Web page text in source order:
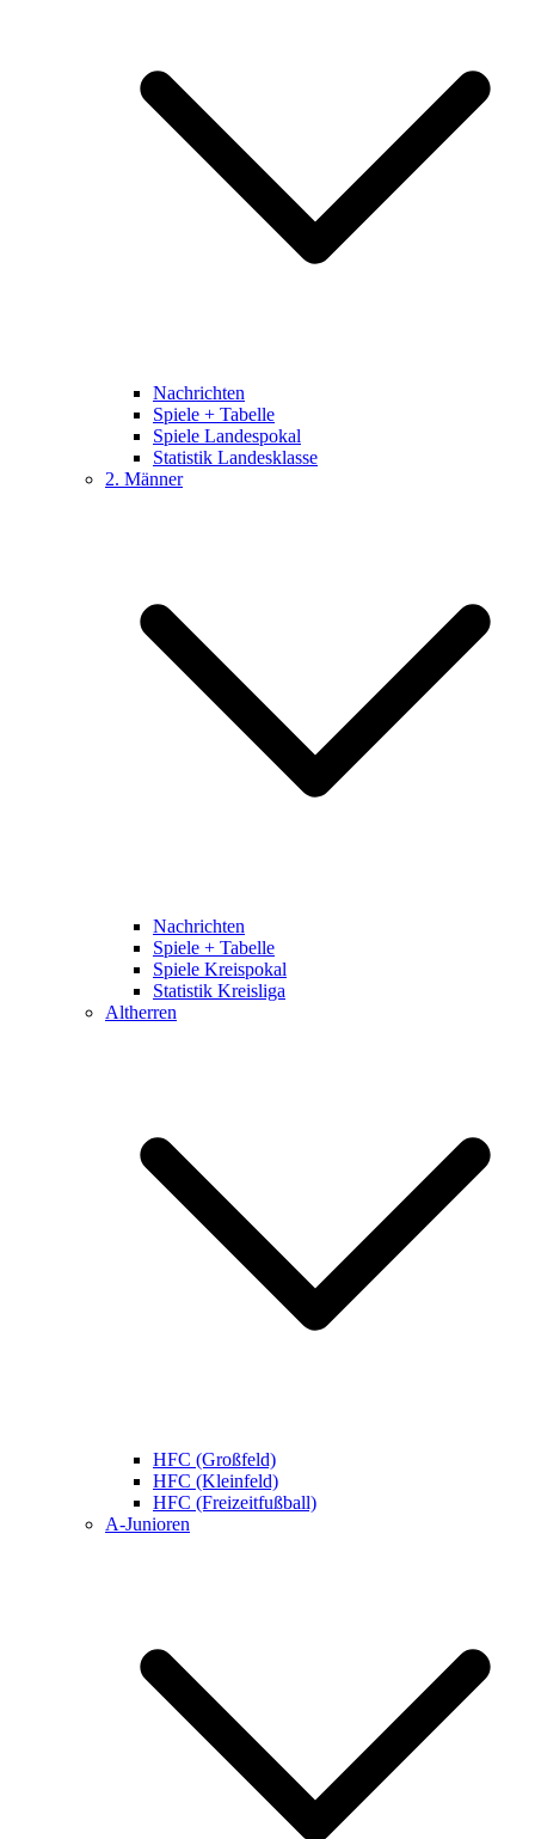
Nachrichten
Spiele + Tabelle
Spiele Landespokal
Statistik Landesklasse
2. Männer
Nachrichten
Spiele + Tabelle
Spiele Kreispokal
Statistik Kreisliga
Altherren
HFC (Großfeld)
HFC (Kleinfeld)
HFC (Freizeitfußball)
A-Junioren